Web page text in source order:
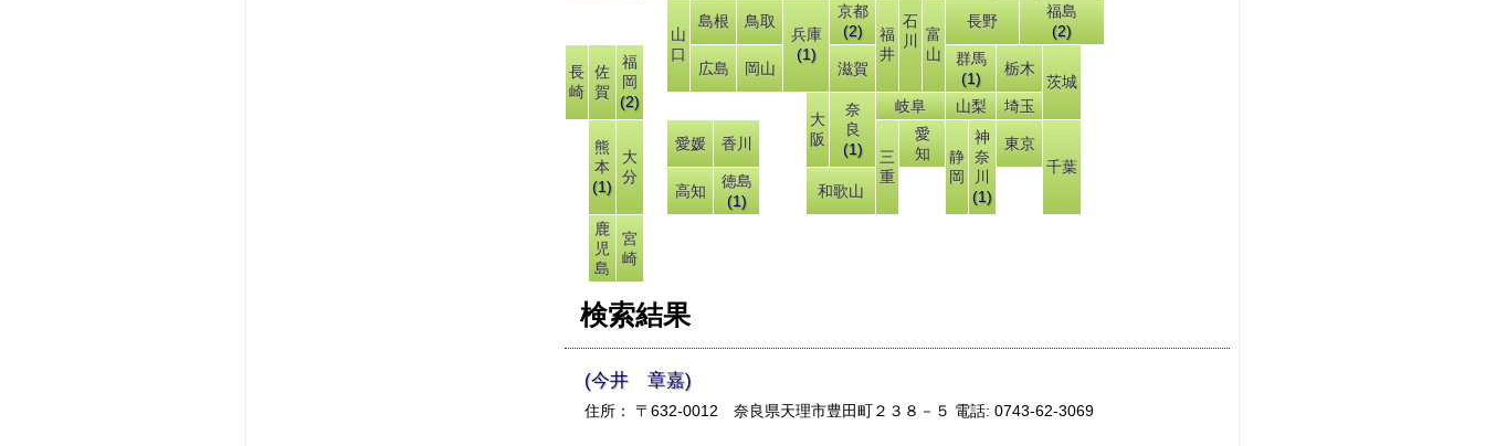
石
川
山
口
島根 鳥取
兵庫
(1)
京都
(2)
福
井
富
山
長野
福島
(2)
長
崎
佐
賀
福
岡
(2)
広島 岡山 滋賀
群馬
(1)
栃木
茨城
大
阪
奈
良
(1)
岐阜 山梨 埼玉
熊
本
(1)
大
分
愛媛 香川
三
重
愛
知
静
岡
神
奈
川
(1)
東京
千葉
高知
徳島
(1)
和歌山
鹿
児
島
宮
崎
検索結果
(今井 章嘉)
住所： 〒632-0012 奈良県天理市豊田町２３８－５ 電話: 0743-62-3069